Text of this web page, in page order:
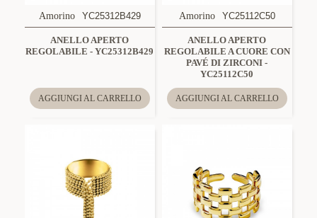
Amorino YC25312B429
ANELLO APERTO
REGOLABILE - YC25312B429
AGGIUNGI AL CARRELLO
Amorino YC25112C50
ANELLO APERTO
REGOLABILE A CUORE CON
PAVÉ DI ZIRCONI -
YC25112C50
AGGIUNGI AL CARRELLO